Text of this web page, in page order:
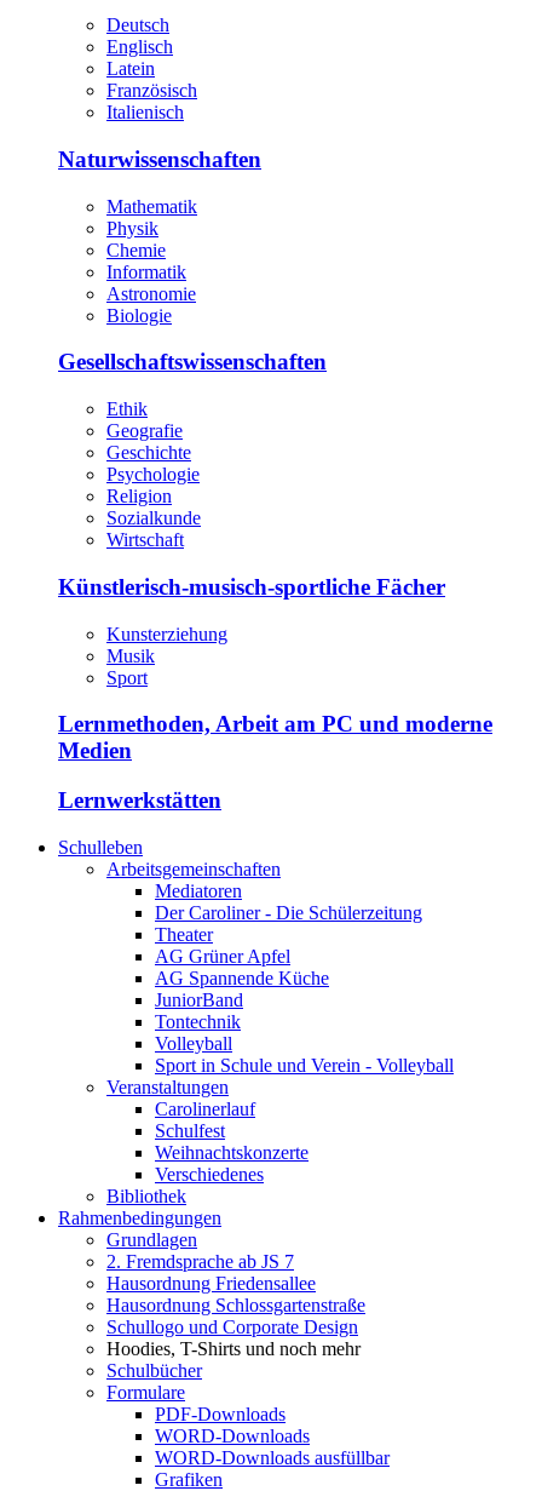
Deutsch
Englisch
Latein
Französisch
Italienisch
Naturwissenschaften
Mathematik
Physik
Chemie
Informatik
Astronomie
Biologie
Gesellschaftswissenschaften
Ethik
Geografie
Geschichte
Psychologie
Religion
Sozialkunde
Wirtschaft
Künstlerisch-musisch-sportliche Fächer
Kunsterziehung
Musik
Sport
Lernmethoden, Arbeit am PC und moderne
Medien
Lernwerkstätten
Schulleben
Arbeitsgemeinschaften
Mediatoren
Der Caroliner - Die Schülerzeitung
Theater
AG Grüner Apfel
AG Spannende Küche
JuniorBand
Tontechnik
Volleyball
Sport in Schule und Verein - Volleyball
Veranstaltungen
Carolinerlauf
Schulfest
Weihnachtskonzerte
Verschiedenes
Bibliothek
Rahmenbedingungen
Grundlagen
2. Fremdsprache ab JS 7
Hausordnung Friedensallee
Hausordnung Schlossgartenstraße
Schullogo und Corporate Design
Hoodies, T-Shirts und noch mehr
Schulbücher
Formulare
PDF-Downloads
WORD-Downloads
WORD-Downloads ausfüllbar
Grafiken